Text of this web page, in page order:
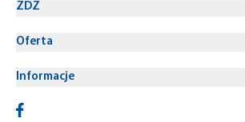
ZDZ
Oferta
Informacje